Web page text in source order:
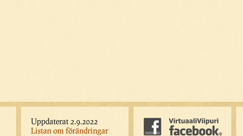
Uppdaterat 2.9.2022
Listan om förändringar